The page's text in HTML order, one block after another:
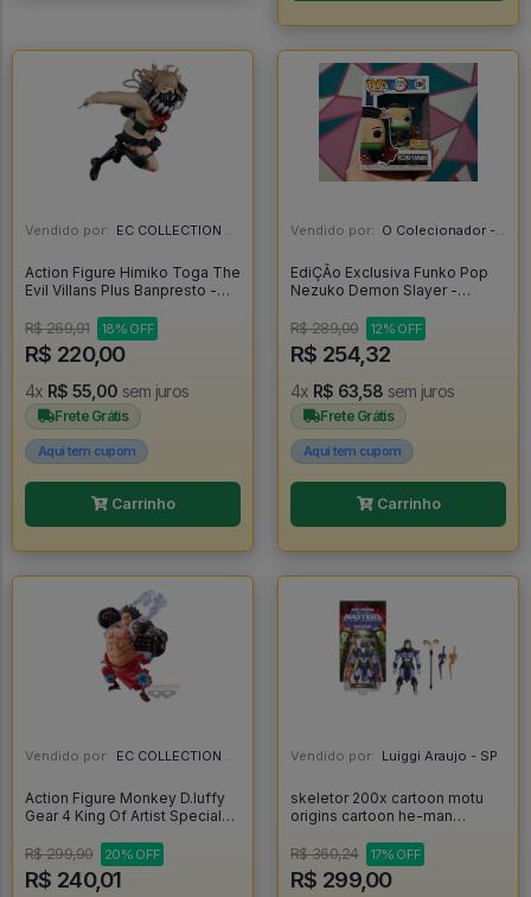
Vendido por: EC COLLECTION - SP
Action Figure Himiko Toga The
Evil Villans Plus Banpresto -
Academia
R$ 269,91 18% OFF
R$ 220,00
4x R$ 55,00 sem juros
Frete Grátis
Aqui tem cupom
Carrinho
Vendido por: O Colecionador - SP
EdiÇÃo Exclusiva Funko Pop
Nezuko Demon Slayer -
R$ 289,00
12% OFF
R$ 254,32
4x R$ 63,58 sem juros
Frete Grátis
Aqui tem cupom
Carrinho
Vendido por: EC COLLECTION - SP
Action Figure Monkey D.luffy
Gear 4 King Of Artist Special
One Piece
R$ 299,90 20% OFF
R$ 240,01
Vendido por: Luiggi Araujo - SP
skeletor 200x cartoon motu
origins cartoon he-man
cartoon esqueleto keldor
heman - Masters Of The
Universe
R$ 360,24 17% OFF
R$ 299,00